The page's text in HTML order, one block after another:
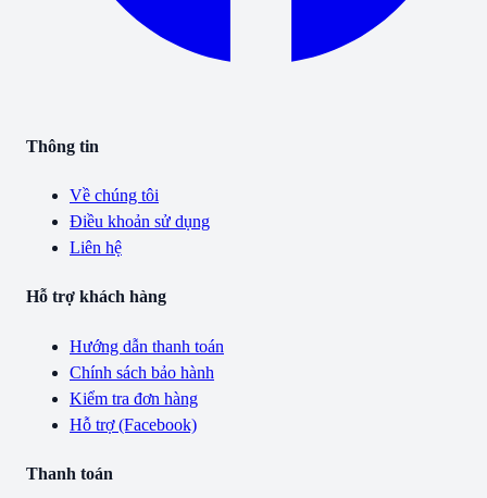
Thông tin
Về chúng tôi
Điều khoản sử dụng
Liên hệ
Hỗ trợ khách hàng
Hướng dẫn thanh toán
Chính sách bảo hành
Kiểm tra đơn hàng
Hỗ trợ (Facebook)
Thanh toán